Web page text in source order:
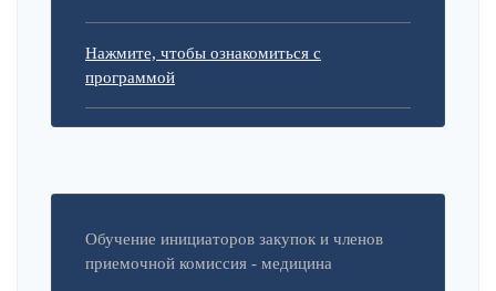
Нажмите, чтобы ознакомиться с
программой
Обучение инициаторов закупок и членов
приемочной комиссия - медицина